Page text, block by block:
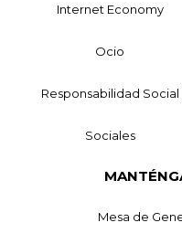
Internet Economy
Ocio
Responsabilidad Social
Sociales
Mesa de